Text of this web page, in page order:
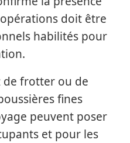
doit être
habilités pour
de frotter ou de
fines
peuvent poser
et pour les